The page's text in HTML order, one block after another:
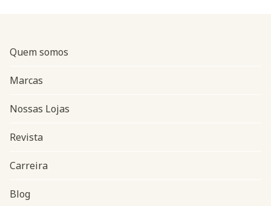
Navegação do rodapé
Quem somos
Marcas
Nossas Lojas
Revista
Carreira
Blog